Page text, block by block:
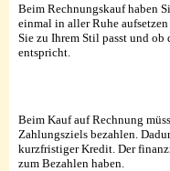
Beim Rechnungskauf haben
einmal in aller Ruhe
Sie zu Ihrem Stil passt und
entspricht.
Beim Kauf auf Rechnung
Zahlungsziels bezahlen.
kurzfristiger Kredit. Der
zum Bezahlen haben.